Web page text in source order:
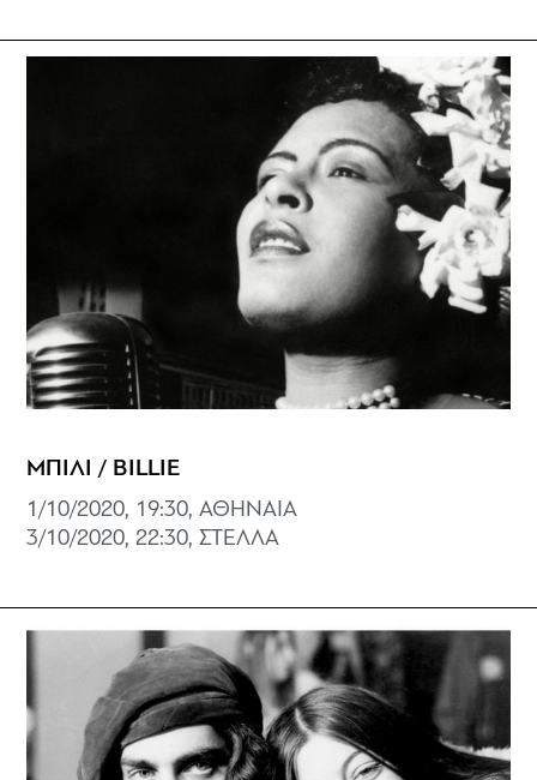
ΜΠΙΛΙ / BILLIE
1/10/2020, 19:30, ΑΘΗΝΑΙΑ
3/10/2020, 22:30, ΣΤΕΛΛΑ